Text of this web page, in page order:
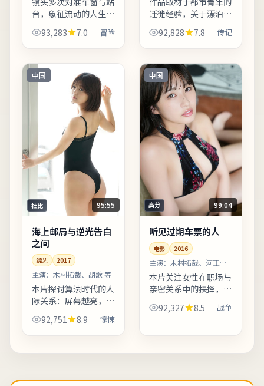
台，象征流动的人生与
暂停的决心。片中地名
与季节意象反复出现，
要线索。适合晚间完整
观看，配合大屏与环绕
声更...
93,283 7.0 冒险
迁徙经验，关于漂泊、
归属与自我和解。剪辑
节奏偏慢性，适合愿意
节奏可酌情快进前半。
适合晚间完整观看，配
合大...
92,828 7.8 传记
中国
杜比 95:55
海上邮局与逆光告白
之间
综艺 2017
主演： 木村拓哉、胡歌 等
本片探讨算法时代的人
际关系：屏幕越亮，误
解越深。反派并非脸谱
化恶人，动机交代完
92,751 8.9 惊悚
中国
高分 99:04
听见过期车票的人
电影 2016
主演： 木村拓哉、河正宇
等
本片关注女性在职场与
亲密关系中的抉择，冲
突不落俗套，留白克
制。主演阵容在对手戏
92,327 8.5 战争